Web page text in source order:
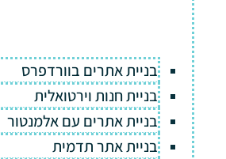
בניית אתרים בוורדפרס
בניית חנות וירטואלית
בניית אתרים עם אלמנטור
בניית אתר תדמית